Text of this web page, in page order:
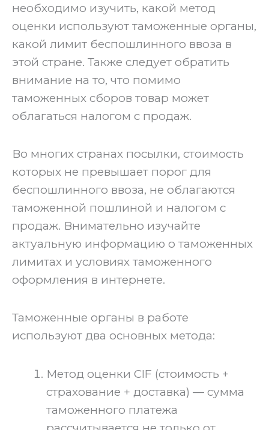
необходимо изучить, какой метод
оценки используют таможенные органы,
какой лимит беспошлинного ввоза в
этой стране. Также следует обратить
внимание на то, что помимо
таможенных сборов товар может
облагаться налогом с продаж.
‍Во многих странах посылки, стоимость
которых не превышает порог для
беспошлинного ввоза, не облагаются
таможенной пошлиной и налогом с
продаж. Внимательно изучайте
актуальную информацию о таможенных
лимитах и условиях таможенного
оформления в интернете.
Таможенные органы в работе
используют два основных метода:
Метод оценки CIF (стоимость +
страхование + доставка) — сумма
таможенного платежа